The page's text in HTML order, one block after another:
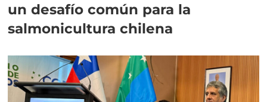
un desafío común para la
salmonicultura chilena